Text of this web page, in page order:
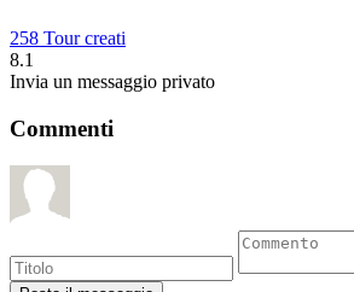
258 Tour creati
8.1
Invia un messaggio privato
Commenti